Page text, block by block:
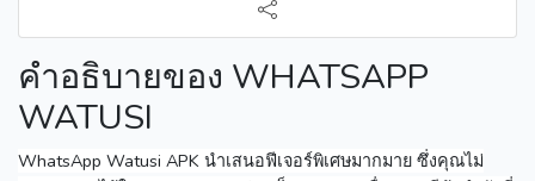
คำอธิบายของ WHATSAPP
WATUSI
WhatsApp Watusi APK นำเสนอฟีเจอร์พิเศษมากมาย ซึ่งคุณไม่